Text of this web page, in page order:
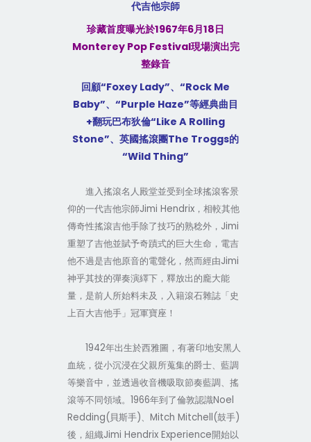
代吉他宗師
珍藏首度曝光於1967年6月 18 日
Monterey Pop Festival現場演出完
整錄音
回顧“Foxey Lady”、 “Rock Me
Baby”、 “Purple Haze”等經典曲目
+翻玩巴布狄倫“Like A Rolling
Stone”、英國搖滾團The Troggs的
“Wild Thing”
進入搖滾名人殿堂並受到全球搖滾客景
仰的一代吉他宗師Jimi Hendrix，相較其他
傳奇性搖滾吉他手除了技巧的熟稔外， Jimi
重塑了吉他並賦予奇蹟式的巨大生命，電吉
他不過是吉他原音的電聲化，然而經由Jimi
神乎其技的彈奏演繹下，釋放出的龐大能
量，是前人所始料未及，入籍滾石雜誌「史
上百大吉他手」冠軍寶座！
1942年出生於西雅圖，有著印地安黑人
血統，從小沉浸在父親所蒐集的爵士、藍調
等樂音中，並透過收音機吸取節奏藍調、搖
滾等不同領域。 1966年到了倫敦認識Noel
Redding( 貝斯手)、 Mitch Mitchell(鼓手)
後，組織Jimi Hendrix Experience 開始以